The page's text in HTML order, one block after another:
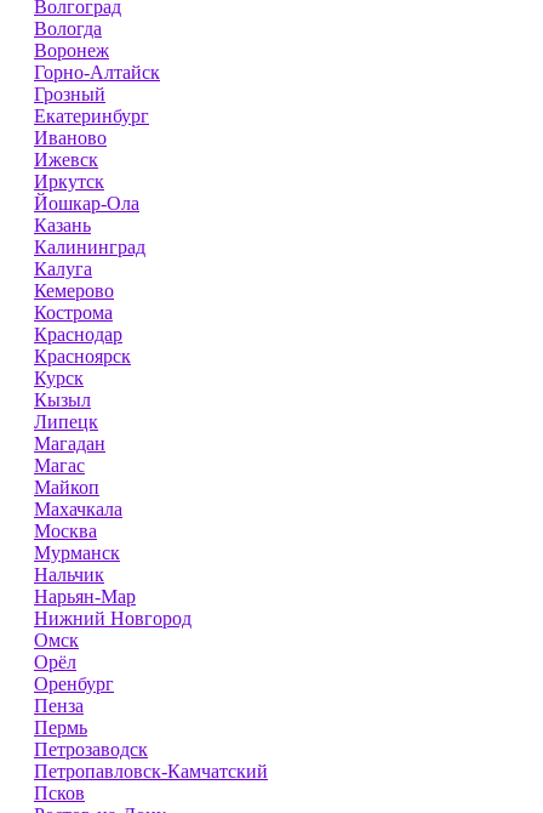
Волгоград
Вологда
Воронеж
Горно-Алтайск
Грозный
Екатеринбург
Иваново
Ижевск
Иркутск
Йошкар-Ола
Казань
Калининград
Калуга
Кемерово
Кострома
Краснодар
Красноярск
Курск
Кызыл
Липецк
Магадан
Магас
Майкоп
Махачкала
Москва
Мурманск
Нальчик
Нарьян-Мар
Нижний Новгород
Омск
Орёл
Оренбург
Пенза
Пермь
Петрозаводск
Петропавловск-Камчатский
Псков